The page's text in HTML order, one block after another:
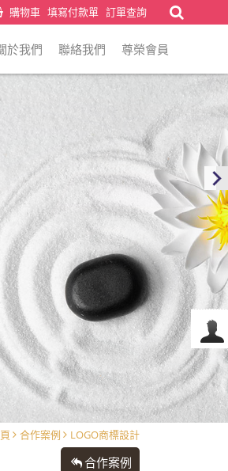
購物車 填寫付款單 訂單查詢
於我們 聯絡我們 尊榮會員
合作案例 LOGO商標設計
合作案例